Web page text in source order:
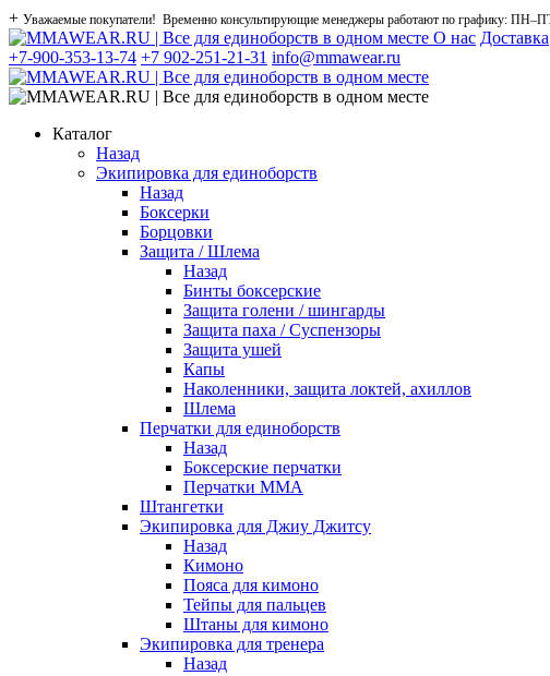
+ Уважаемые покупатели! Временно консультирующие менеджеры работают по графику:
О нас Доставка
+7-900-353-13-74 +7 902-251-21-31 info@mmawear.ru
Каталог
Назад
Экипировка для единоборств
Назад
Боксерки
Борцовки
Защита / Шлема
Назад
Бинты боксерские
Защита голени / шингарды
Защита паха / Суспензоры
Защита ушей
Капы
Наколенники, защита локтей, ахиллов
Шлема
Перчатки для единоборств
Назад
Боксерские перчатки
Перчатки ММА
Штангетки
Экипировка для Джиу Джитсу
Назад
Кимоно
Пояса для кимоно
Тейпы для пальцев
Штаны для кимоно
Экипировка для тренера
Назад